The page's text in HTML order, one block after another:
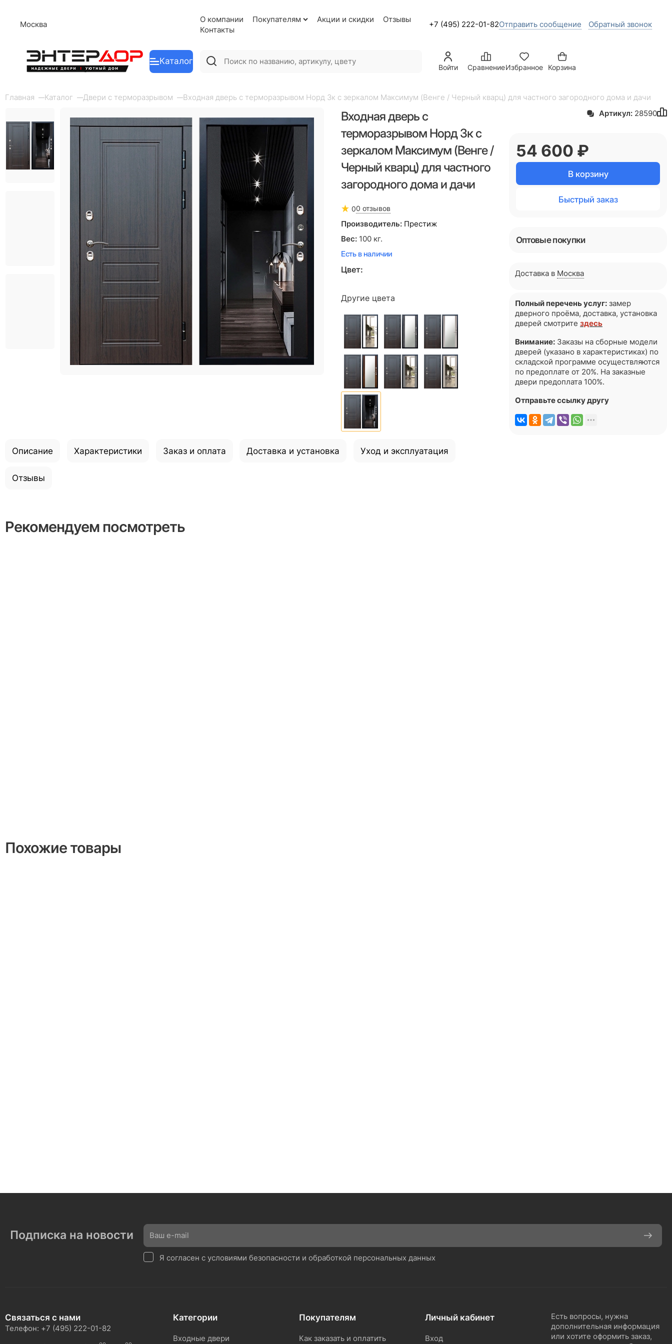
Москва
О компании Покупателям Акции и скидки
Отзывы
Контакты
+7 (495) 222-01-82Отправить сообщение Обратный звонок
Каталог
Войти СравнениеИзбранное Корзина
Главная Каталог Двери с терморазрывом Входная дверь с терморазрывом Норд 3к с зеркалом Максимум (Венге / Черный кварц) для частного загородного дома и дачи
Входная дверь с
терморазрывом Норд 3к с
зеркалом Максимум (Венге /
Черный кварц) для частного
загородного дома и дачи
00 отзывов
Производитель: Престиж
Вес: 100 кг.
Есть в наличии
Цвет:
Другие цвета
Описание Характеристики Заказ и оплата Доставка и установка Уход и эксплуатация
Отзывы
Рекомендуем посмотреть
Похожие товары
Артикул: 28590
54 600 ₽
В корзину
Быстрый заказ
Оптовые покупки
Доставка в Москва
Полный перечень услуг: замер
дверного проёма, доставка, установка
дверей смотрите здесь
Внимание: Заказы на сборные модели
дверей (указано в характеристиках) по
складской программе осуществляются
по предоплате от 20%. На заказные
двери предоплата 100%.
Отправьте ссылку другу
Подписка на новости
Я согласен с условиями безопасности и обработкой персональных данных
Связаться с нами
Телефон: +7 (495) 222-01-82
Категории
Входные двери
Покупателям
Как заказать и оплатить
Личный кабинет
Вход
Есть вопросы, нужна
дополнительная информация
или хотите оформить заказ,